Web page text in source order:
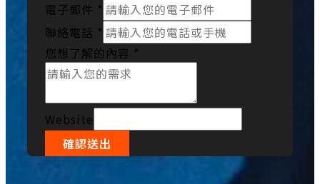
電子郵件 *
聯絡電話 *
您想了解的內容 *
Website
確認送出